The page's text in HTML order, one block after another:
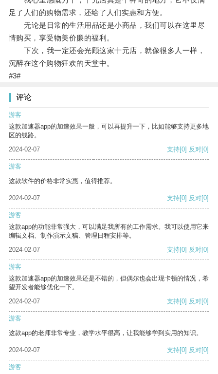
足了人们的购物需求，还给了人们实惠和方便。
无论是日常的生活用品还是小商品，我们可以在这里尽
情购买，享受物美价廉的福利。
下次，我一定还会光顾这家十元店，就像很多人一样，
沉醉在这个购物狂欢的天堂中。
#3#
评论
游客
这款加速器app的加速效果一般，可以再提升一下，比如能够支持更多地
区的线路。
2024-02-07
支持[0] 反对[0]
游客
这款软件的价格非常实惠，值得推荐。
2024-02-07 支持[0] 反对[0]
游客
这款app的功能非常强大，可以满足我所有的工作需求。我可以使用它来
编辑文档、制作演示文稿、管理日程安排等。
2024-02-07
支持[0] 反对[0]
游客
这款加速器app的加速效果还是不错的，但偶尔也会出现卡顿的情况，希
望开发者能够优化一下。
2024-02-07
支持[0] 反对[0]
游客
这款app的老师非常专业，教学水平很高，让我能够学到实用的知识。
2024-02-07 支持[0] 反对[0]
游客